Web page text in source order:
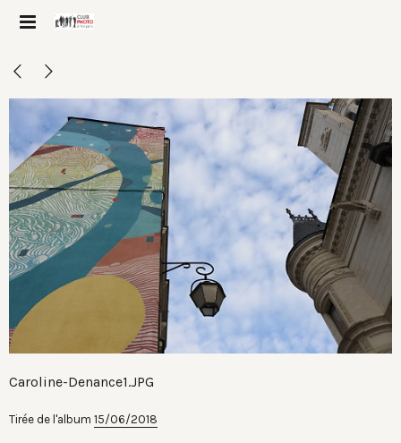
Caroline-Denance1.JPG
Tirée de l'album 15/06/2018